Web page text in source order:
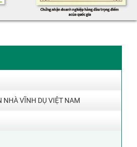
NHÀ VĨNH DỤ VIỆT NAM